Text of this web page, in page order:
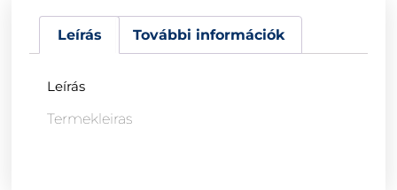
Leírás További információk
Leírás
Termekleiras